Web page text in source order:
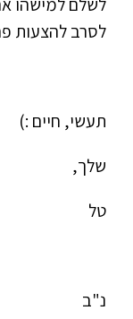
לסרב להצעות
תעשי, חיים :)
שלך,
טל
נ"ב